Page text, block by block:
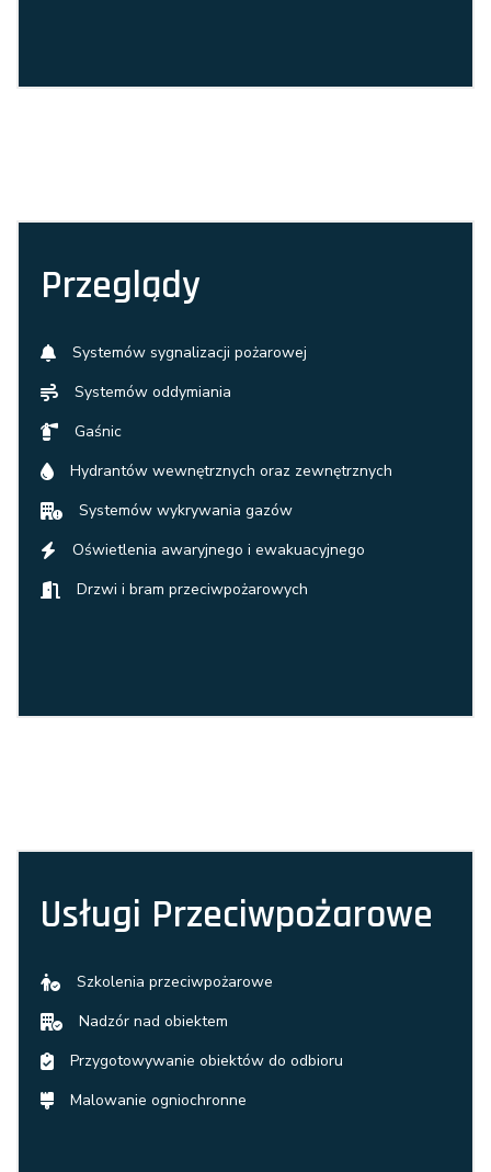
Przeglądy
Systemów sygnalizacji pożarowej
Systemów oddymiania
Gaśnic
Hydrantów wewnętrznych oraz zewnętrznych
Systemów wykrywania gazów
Oświetlenia awaryjnego i ewakuacyjnego
Drzwi i bram przeciwpożarowych
Usługi Przeciwpożarowe
Szkolenia przeciwpożarowe
Nadzór nad obiektem
Przygotowywanie obiektów do odbioru
Malowanie ogniochronne